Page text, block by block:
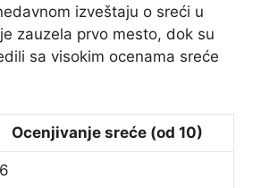
izveštaju o sreći u
zauzela prvo mesto, dok su
sa visokim ocenama sreće
Ocenjivanje sreće (od 10)